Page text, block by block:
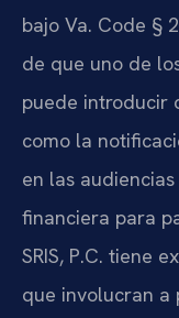
bajo Va. Code §
de que uno de
puede introducir
como la
en las
financiera para
SRIS, P.C. tiene
que involucran a